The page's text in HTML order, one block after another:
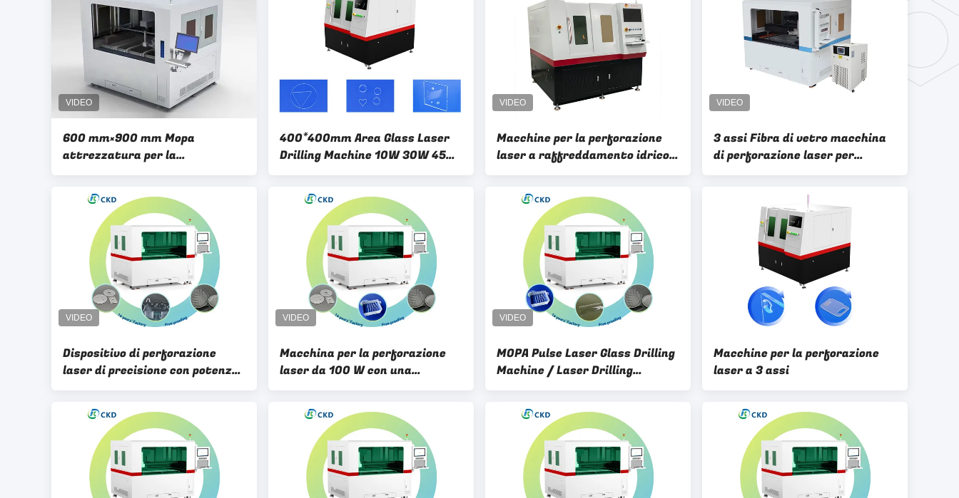
600 mm×900 mm Mopa
attrezzatura per la
perforazione del vetro a laser
180 W per la lavorazione di
vetri
400*400mm Area Glass Laser
Drilling Machine 10W 30W 45W
Con Nanosecondi Verdi
Macchine per la perforazione
laser a raffreddamento idrico
400 mm/s 800*800 mm per
pannelli di vetro
3 assi Fibra di vetro macchina
di perforazione laser per
componenti ottici SCHOTT
Dispositivo di perforazione
laser di precisione con potenza
laser 100W Motion Platform
Motion System
Macchina per la perforazione
laser da 100 W con una
capacità di carico superiore a
500 kg
MOPA Pulse Laser Glass Drilling
Machine / Laser Drilling
Machine con elevata capacità
di carico del pavimento
Macchine per la perforazione
laser a 3 assi